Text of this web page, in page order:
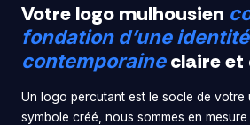
Votre logo mulhousien
fondation d’une identité
contemporaineclaire et
Un logo percutant est le socle de votre
symbole créé, nous sommes en